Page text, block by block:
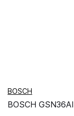
BOSCH
BOSCH